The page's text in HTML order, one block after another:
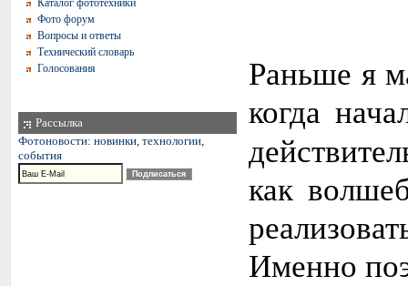
Фото форум
Вопросы и ответы
Технический словарь
Голосования
Рассылка
Фотоновости: новинки, технологии,
события
Раньше я
когда
как
Именно